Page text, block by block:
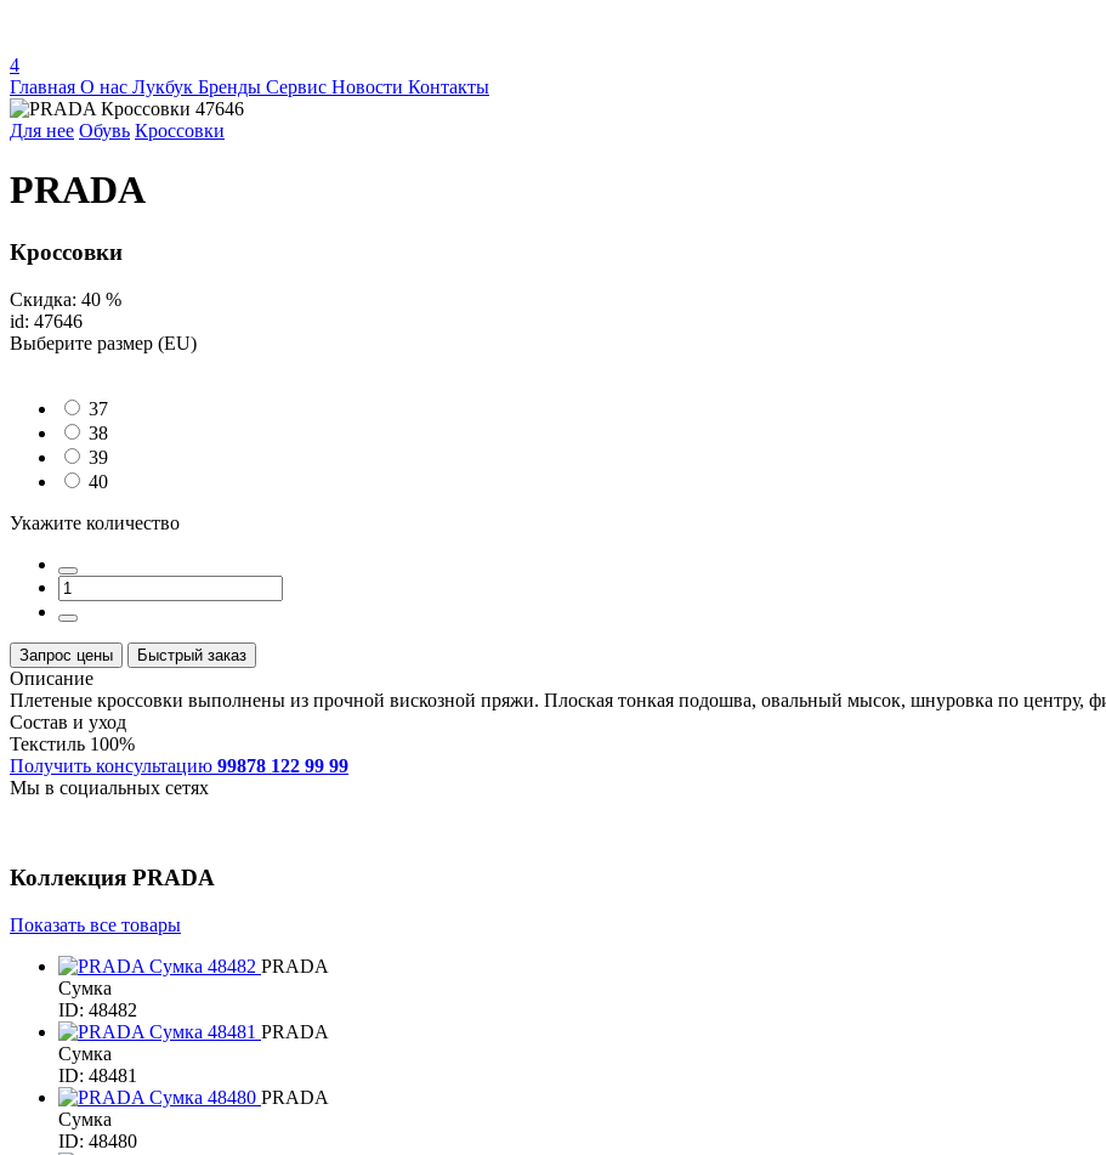
4
Главная О нас Лукбук Бренды Сервис Новости Контакты
Для нее Обувь Кроссовки
PRADA
Кроссовки
Скидка: 40 %
id: 47646
Выберите размер (EU)
37
38
39
40
Укажите количество
Запрос цены Быстрый заказ
Описание
Плетеные кроссовки выполнены из прочной вискозной пряжи. Плоская тонкая подошва, овальный мысок, шнуровка по центру,
Состав и уход
Текстиль 100%
Получить консультацию 99878 122 99 99
Мы в социальных сетях
Коллекция PRADA
Показать все товары
PRADA
Сумка
ID: 48482
PRADA
Сумка
ID: 48481
PRADA
Сумка
ID: 48480